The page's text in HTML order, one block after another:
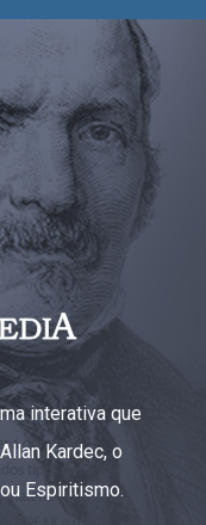
interativa que
Kardec, o
Espiritismo.